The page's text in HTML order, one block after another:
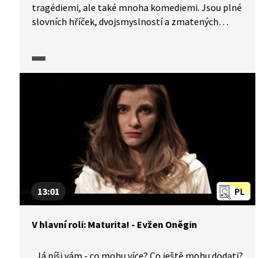
tragédiemi, ale také mnoha komediemi. Jsou plné
slovních hříček, dvojsmyslností a zmatených
život svými rozhodnutími. Jaké další
můžete říct u maturity?
PL
13:01
V hlavní roli: Maturita! - Evžen Oněgin
„Já píši vám - co mohu více? Co ještě mohu dodati?